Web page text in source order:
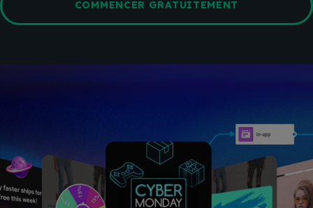
COMMENCER GRATUITEMENT